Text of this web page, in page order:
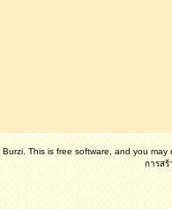
This is free software, and you
การส